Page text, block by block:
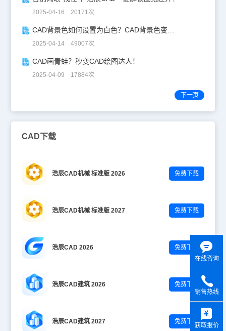
2025-04-16 20171次
CAD背景色如何设置为白色？CAD背景色变白实操指南
2025-04-14 49007次
CAD画青蛙？秒变CAD绘图达人！
2025-04-09 17884次
下一页
CAD下载
浩辰CAD机械 标准版 2026 免费下载
浩辰CAD机械 标准版 2027 免费下载
浩辰CAD 2026 免费下载
浩辰CAD建筑 2026 免费下载
浩辰CAD建筑 2027 免费下载
在线咨询
销售热线
获取报价